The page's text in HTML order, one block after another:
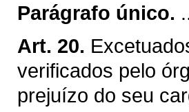
Parágrafo único.
Art. 20.
verificados pelo
prejuízo do seu